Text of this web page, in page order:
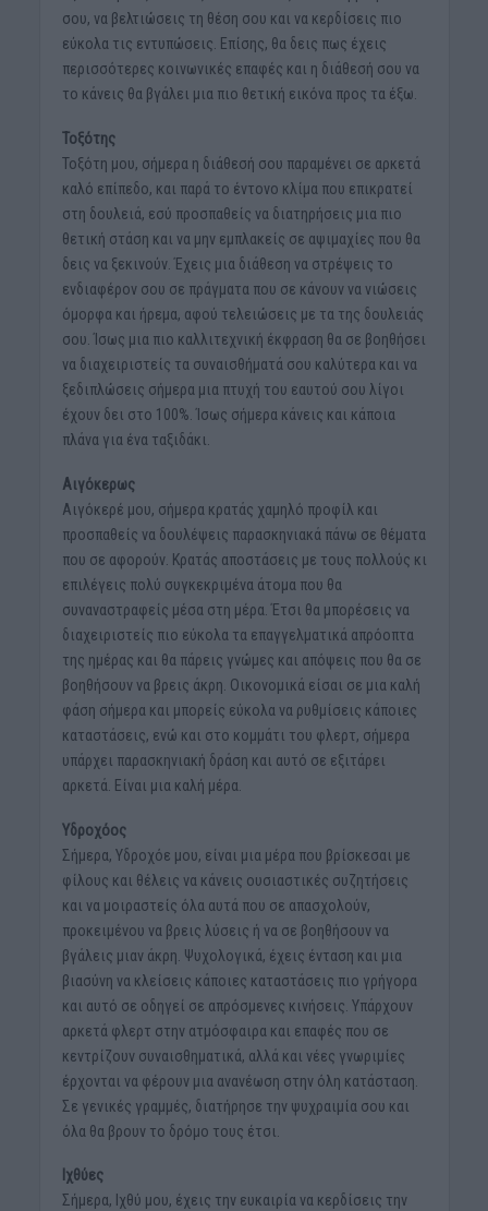
σου, να βελτιώσεις τη θέση σου και να κερδίσεις πιο
εύκολα τις εντυπώσεις. Επίσης, θα δεις πως έχεις
περισσότερες κοινωνικές επαφές και η διάθεσή σου να
το κάνεις θα βγάλει μια πιο θετική εικόνα προς τα έξω.
Τοξότης
Τοξότη μου, σήμερα η διάθεσή σου παραμένει σε αρκετά
καλό επίπεδο, και παρά το έντονο κλίμα που επικρατεί
στη δουλειά, εσύ προσπαθείς να διατηρήσεις μια πιο
θετική στάση και να μην εμπλακείς σε αψιμαχίες που θα
δεις να ξεκινούν. Έχεις μια διάθεση να στρέψεις το
ενδιαφέρον σου σε πράγματα που σε κάνουν να νιώσεις
όμορφα και ήρεμα, αφού τελειώσεις με τα της δουλειάς
σου. Ίσως μια πιο καλλιτεχνική έκφραση θα σε βοηθήσει
να διαχειριστείς τα συναισθήματά σου καλύτερα και να
ξεδιπλώσεις σήμερα μια πτυχή του εαυτού σου λίγοι
έχουν δει στο 100%. Ίσως σήμερα κάνεις και κάποια
πλάνα για ένα ταξιδάκι.
Αιγόκερως
Αιγόκερέ μου, σήμερα κρατάς χαμηλό προφίλ και
προσπαθείς να δουλέψεις παρασκηνιακά πάνω σε θέματα
που σε αφορούν. Κρατάς αποστάσεις με τους πολλούς κι
επιλέγεις πολύ συγκεκριμένα άτομα που θα
συναναστραφείς μέσα στη μέρα. Έτσι θα μπορέσεις να
διαχειριστείς πιο εύκολα τα επαγγελματικά απρόοπτα
της ημέρας και θα πάρεις γνώμες και απόψεις που θα σε
βοηθήσουν να βρεις άκρη. Οικονομικά είσαι σε μια καλή
φάση σήμερα και μπορείς εύκολα να ρυθμίσεις κάποιες
καταστάσεις, ενώ και στο κομμάτι του φλερτ, σήμερα
υπάρχει παρασκηνιακή δράση και αυτό σε εξιτάρει
αρκετά. Είναι μια καλή μέρα.
Υδροχόος
Σήμερα, Υδροχόε μου, είναι μια μέρα που βρίσκεσαι με
φίλους και θέλεις να κάνεις ουσιαστικές συζητήσεις
και να μοιραστείς όλα αυτά που σε απασχολούν,
προκειμένου να βρεις λύσεις ή να σε βοηθήσουν να
βγάλεις μιαν άκρη. Ψυχολογικά, έχεις ένταση και μια
βιασύνη να κλείσεις κάποιες καταστάσεις πιο γρήγορα
και αυτό σε οδηγεί σε απρόσμενες κινήσεις. Υπάρχουν
αρκετά φλερτ στην ατμόσφαιρα και επαφές που σε
κεντρίζουν συναισθηματικά, αλλά και νέες γνωριμίες
έρχονται να φέρουν μια ανανέωση στην όλη κατάσταση.
Σε γενικές γραμμές, διατήρησε την ψυχραιμία σου και
όλα θα βρουν το δρόμο τους έτσι.
Ιχθύες
Σήμερα, Ιχθύ μου, έχεις την ευκαιρία να κερδίσεις την